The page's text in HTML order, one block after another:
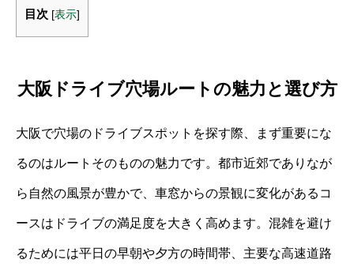
目次 [表示]
大阪ドライブ穴場ルートの魅力と選び方
大阪で穴場のドライブスポットを探す際、まず重要にな
るのはルートそのものの魅力です。都市近郊でありなが
ら自然の風景が豊かで、車窓からの景観に変化があるコ
ースはドライブの満足度を大きく高めます。混雑を避け
るためには平日の早朝や夕方の時間帯、主要な高速道路